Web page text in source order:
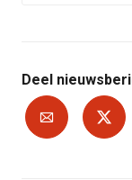
Deel